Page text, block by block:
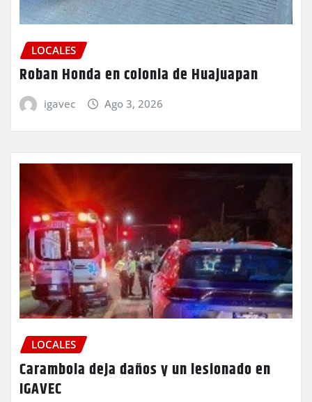
LOCALES
Roban Honda en colonia de Huajuapan
igavec Ago 3, 2026
LOCALES
Carambola deja daños y un lesionado en
IGAVEC